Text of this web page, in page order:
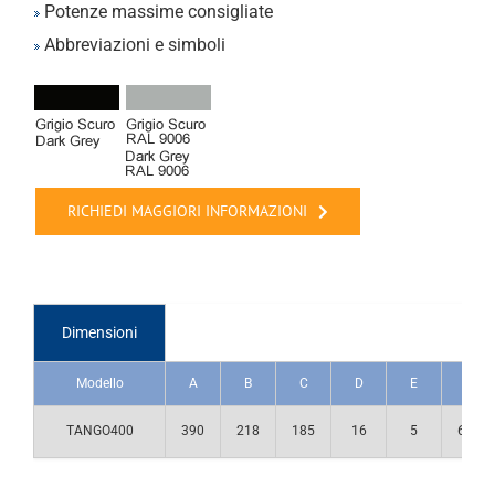
Potenze massime consigliate
Abbreviazioni e simboli
RICHIEDI MAGGIORI INFORMAZIONI
Dimensioni
Modello A B C D E
TANGO400 390 218 185 16 5 615